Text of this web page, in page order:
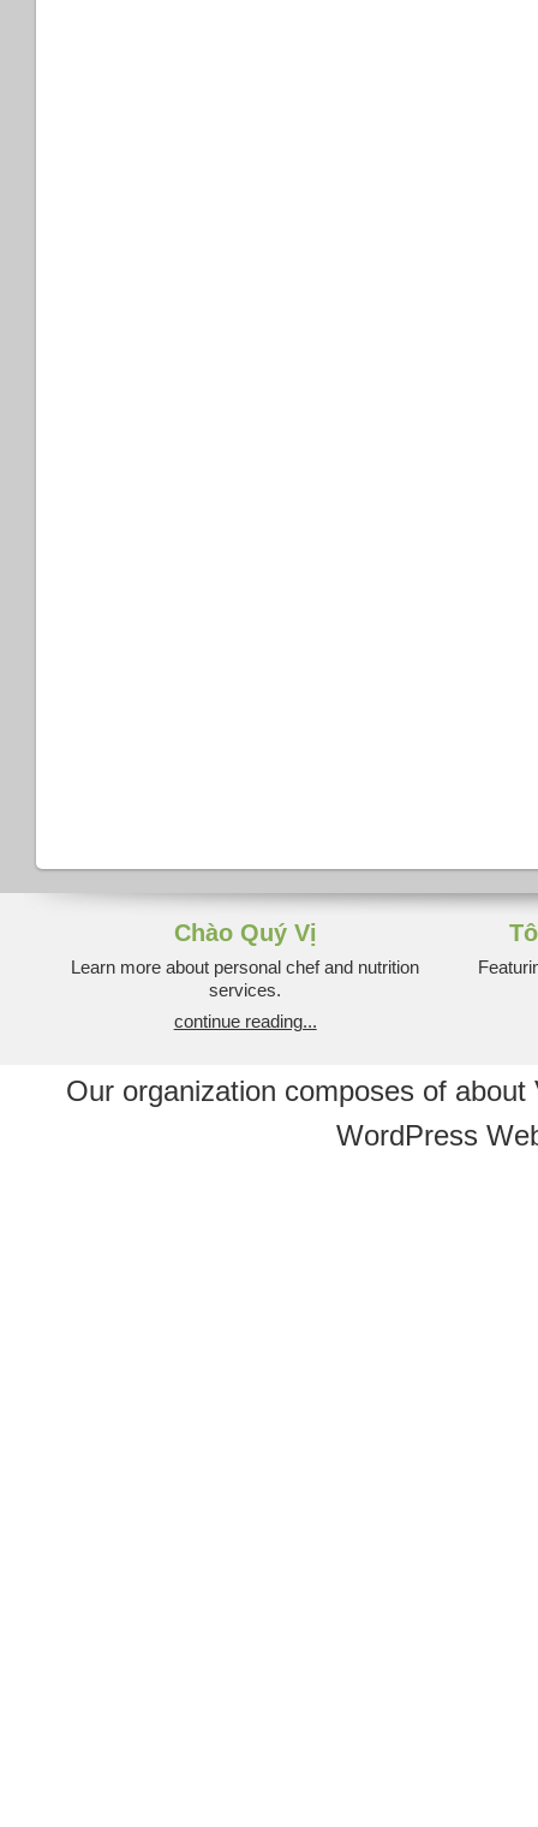
Chào Quý Vị
Learn more about personal chef and nutrition
services.
continue reading...
Our organization composes of
WordPress